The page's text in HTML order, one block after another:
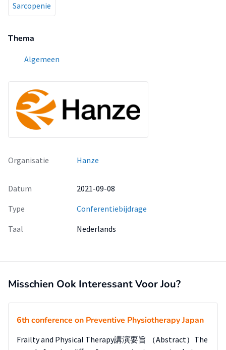
Sarcopenie
Thema
Algemeen
Organisatie Hanze
Datum
2021-09-08
Type
Conferentiebijdrage
Taal
Nederlands
Misschien Ook Interessant Voor Jou?
6th conference on Preventive Physiotherapy Japan
Frailty and Physical Therapy講演要旨 （Abstract）The